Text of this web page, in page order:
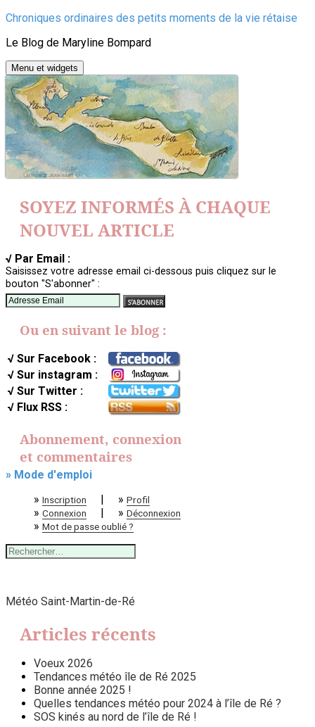
Aller
contenu
Chroniques ordinaires des petits moments de la vie rétaise
Le Blog de Maryline Bompard
Menu et widgets
SOYEZ INFORMÉS À CHAQUE
NOUVEL ARTICLE
√ Par Email :
Saisissez votre adresse email ci-dessous puis cliquez sur le
bouton "S'abonner" :
Ou en suivant le blog :
√ Sur Facebook :
√ Sur instagram :
√ Sur Twitter :
√ Flux RSS :
Abonnement, connexion
et commentaires
» Mode d'emploi
» Inscription | » Profil
» Connexion | » Déconnexion
» Mot de passe oublié ?
Rechercher :
Météo Saint-Martin-de-Ré
Articles récents
Voeux 2026
Tendances météo île de Ré 2025
Bonne année 2025 !
Quelles tendances météo pour 2024 à l’île de Ré ?
SOS kinés au nord de l’île de Ré !